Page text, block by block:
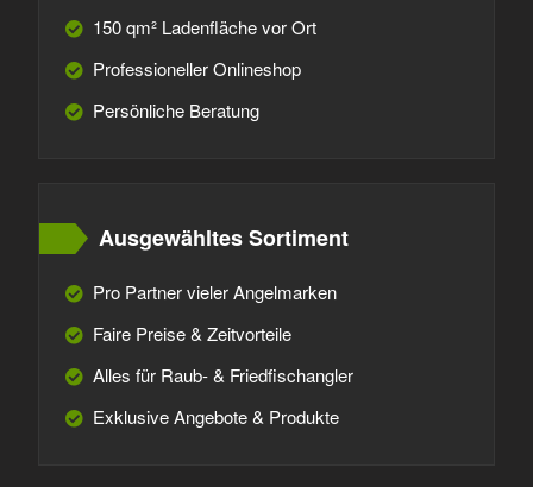
150 qm² Ladenfläche vor Ort
Professioneller Onlineshop
Persönliche Beratung
Ausgewähltes Sortiment
Pro Partner vieler Angelmarken
Faire Preise & Zeitvorteile
Alles für Raub- & Friedfischangler
Exklusive Angebote & Produkte